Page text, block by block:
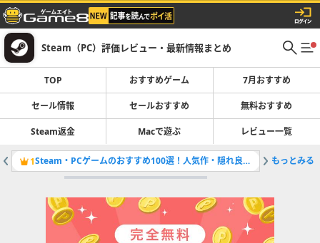
Steam（PC）評価レビュー・最新情報まとめ
TOP おすすめゲーム 7月おすすめ
セール情報 セールおすすめ 無料おすすめ
Steam返金 Macで遊ぶ レビュー一覧
1 Steam・PCゲームのおすすめ100選！人気作・隠れ良作まで厳選紹介！ 2開催中
もっとみる